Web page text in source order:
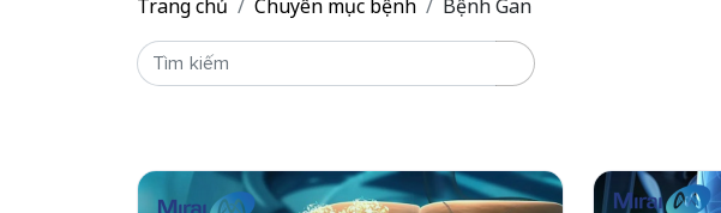
Trang chủ Chuyên mục bệnh Bệnh Gan